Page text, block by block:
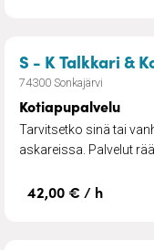
S - K Talkkari &
74300 Sonkajärvi
Kotiapupalvelu
Tarvitsetko sinä tai
askareissa. Palvelut
42,00 € / h